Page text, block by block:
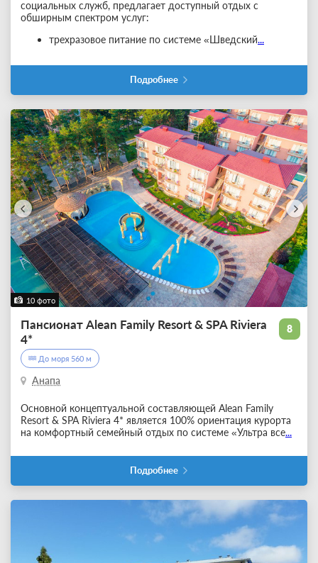
социальных служб, предлагает доступный отдых с
обширным спектром услуг:
трехразовое питание по системе «Шведский...
Подробнее
10 фото
8
Пансионат Alean Family Resort & SPA Riviera
4*
До моря 560 м
Анапа
Основной концептуальной составляющей Alean Family
Resort & SPA Riviera 4* является 100% ориентация курорта
на комфортный семейный отдых по системе «Ультра все...
Подробнее